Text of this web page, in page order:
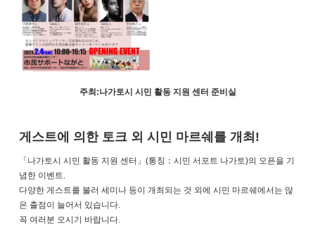
주최:나가토시 시민 활동 지원 센터 준비실
게스트에 의한 토크 외 시민 마르쉐를 개최!
「나가토시 시민 활동 지원 센터」(통칭：시민 서포트 나가토)의 오픈을 기
념한 이벤트.
다양한 게스트를 불러 세미나 등이 개최되는 것 외에 시민 마르쉐에서는 많
은 출점이 늘어서 있습니다.
꼭 여러분 오시기 바랍니다.